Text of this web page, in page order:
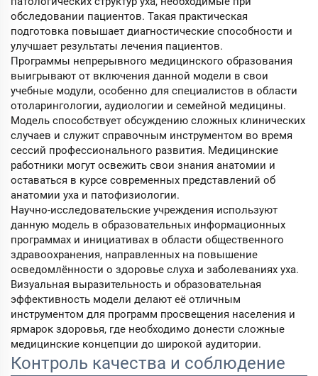
обследовании пациентов. Такая практическая
подготовка повышает диагностические способности и
улучшает результаты лечения пациентов.
Программы непрерывного медицинского образования
выигрывают от включения данной модели в свои
учебные модули, особенно для специалистов в области
отоларингологии, аудиологии и семейной медицины.
Модель способствует обсуждению сложных клинических
случаев и служит справочным инструментом во время
сессий профессионального развития. Медицинские
работники могут освежить свои знания анатомии и
оставаться в курсе современных представлений об
анатомии уха и патофизиологии.
Научно-исследовательские учреждения используют
данную модель в образовательных информационных
программах и инициативах в области общественного
здравоохранения, направленных на повышение
осведомлённости о здоровье слуха и заболеваниях уха.
Визуальная выразительность и образовательная
эффективность модели делают её отличным
инструментом для программ просвещения населения и
ярмарок здоровья, где необходимо донести сложные
медицинские концепции до широкой аудитории.
Контроль качества и соблюдение